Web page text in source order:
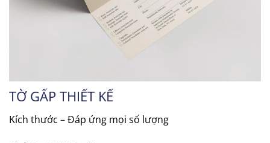
TỜ GẤP THIẾT KẾ
Kích thước – Đáp ứng mọi số lượng